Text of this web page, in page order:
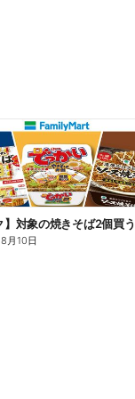
8月10日